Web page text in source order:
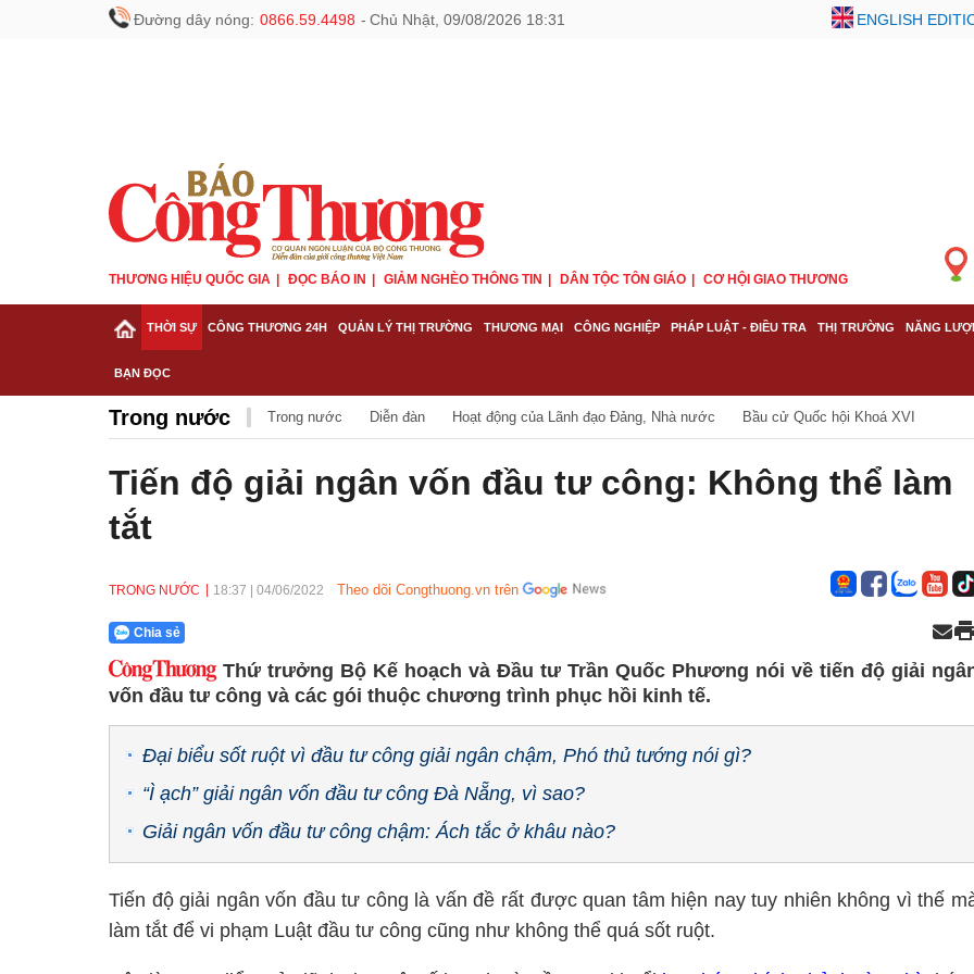
Đường dây nóng: 0866.59.4498 - Chủ Nhật, 09/08/2026 18:31 ENGLISH
THƯƠNG HIỆU QUỐC GIA ĐỌC BÁO IN GIẢM NGHÈO THÔNG TIN DÂN TỘC TÔN GIÁO CƠ HỘI GIAO THƯƠNG
THỜI SỰ CÔNG THƯƠNG 24H QUẢN LÝ THỊ TRƯỜNG THƯƠNG MẠI CÔNG NGHIỆP PHÁP LUẬT - ĐIỀU TRA THỊ TRƯỜNG NĂNG
BẠN ĐỌC
Trong nước Trong nước Diễn đàn Hoạt động của Lãnh đạo Đảng, Nhà nước Bầu cử Quốc hội Khoá XVI
Tiến độ giải ngân vốn đầu tư công: Không thể làm
tắt
TRONG NƯỚC 18:37 04/06/2022 Theo dõi Congthuong.vn trên
Chia sẻ
Thứ trưởng Bộ Kế hoạch và Đầu tư Trần Quốc Phương nói về tiến độ giải
vốn đầu tư công và các gói thuộc chương trình phục hồi kinh tế.
Đại biểu sốt ruột vì đầu tư công giải ngân chậm, Phó thủ tướng nói gì?
“Ì ạch” giải ngân vốn đầu tư công Đà Nẵng, vì sao?
Giải ngân vốn đầu tư công chậm: Ách tắc ở khâu nào?
Tiến độ giải ngân vốn đầu tư công là vấn đề rất được quan tâm hiện nay tuy nhiên không vì thế
làm tắt để vi phạm Luật đầu tư công cũng như không thể quá sốt ruột.